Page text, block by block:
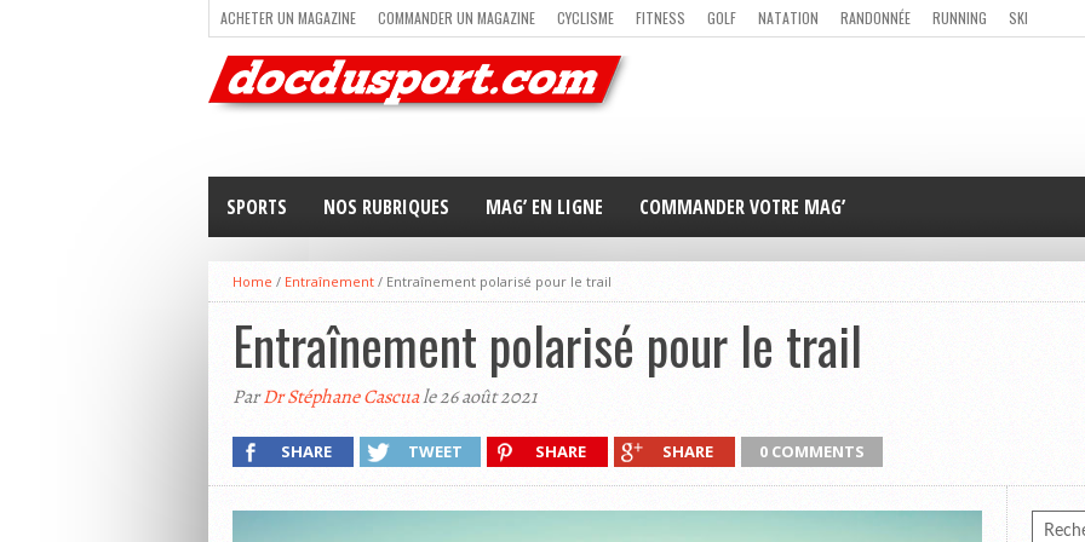
ACHETER UN MAGAZINE COMMANDER UN MAGAZINE CYCLISME FITNESS GOLF NATATION RANDONNÉE RUNNING
SKI
TRAIL RUNNING
TRIATHLON VOILE NEWSLETTER MAG’ EN LIGNE
SPORTS NOS RUBRIQUES MAG’ EN LIGNE COMMANDER VOTRE MAG’
Home / Entraînement / Entraînement polarisé pour le trail
Entraînement polarisé pour le trail
ParDr Stéphane Cascuale 26 août 2021
SHARE TWEET SHARE SHARE 0 COMMENTS